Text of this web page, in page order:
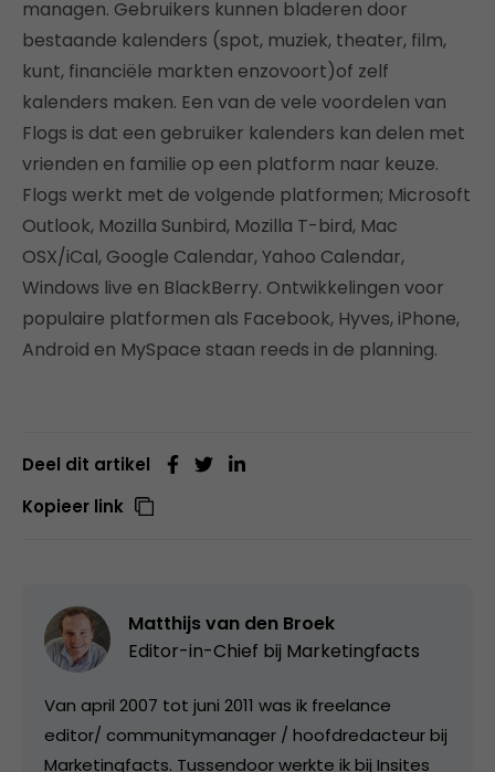
managen. Gebruikers kunnen bladeren door
bestaande kalenders (spot, muziek, theater, film,
kunt, financiële markten enzovoort)of zelf
kalenders maken. Een van de vele voordelen van
Flogs is dat een gebruiker kalenders kan delen met
vrienden en familie op een platform naar keuze.
Flogs werkt met de volgende platformen; Microsoft
Outlook, Mozilla Sunbird, Mozilla T-bird, Mac
OSX/iCal, Google Calendar, Yahoo Calendar,
Windows live en BlackBerry. Ontwikkelingen voor
populaire platformen als Facebook, Hyves, iPhone,
Android en MySpace staan reeds in de planning.
Deel dit artikel
Kopieer link
Matthijs van den Broek
Editor-in-Chief bij Marketingfacts
Van april 2007 tot juni 2011 was ik freelance
editor/ communitymanager / hoofdredacteur bij
Marketingfacts. Tussendoor werkte ik bij Insites